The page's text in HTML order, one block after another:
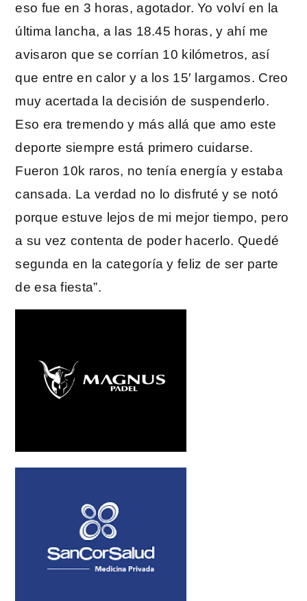
eso fue en 3 horas, agotador. Yo volví en la
última lancha, a las 18.45 horas, y ahí me
avisaron que se corrían 10 kilómetros, así
que entre en calor y a los 15′ largamos. Creo
muy acertada la decisión de suspenderlo.
Eso era tremendo y más allá que amo este
deporte siempre está primero cuidarse.
Fueron 10k raros, no tenía energía y estaba
cansada. La verdad no lo disfruté y se notó
porque estuve lejos de mi mejor tiempo, pero
a su vez contenta de poder hacerlo. Quedé
segunda en la categoría y feliz de ser parte
de esa fiesta”.